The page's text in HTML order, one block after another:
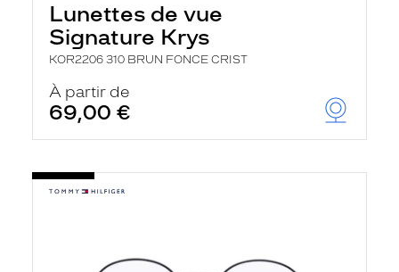
Lunettes de vue
Signature Krys
KOR2206 310 BRUN FONCE CRIST
À partir de
69,00 €